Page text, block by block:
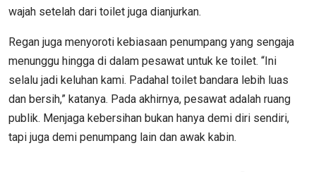
wajah setelah dari toilet juga dianjurkan.
Regan juga menyoroti kebiasaan penumpang yang sengaja
menunggu hingga di dalam pesawat untuk ke toilet. “Ini
selalu jadi keluhan kami. Padahal toilet bandara lebih luas
dan bersih,” katanya. Pada akhirnya, pesawat adalah ruang
publik. Menjaga kebersihan bukan hanya demi diri sendiri,
tapi juga demi penumpang lain dan awak kabin.